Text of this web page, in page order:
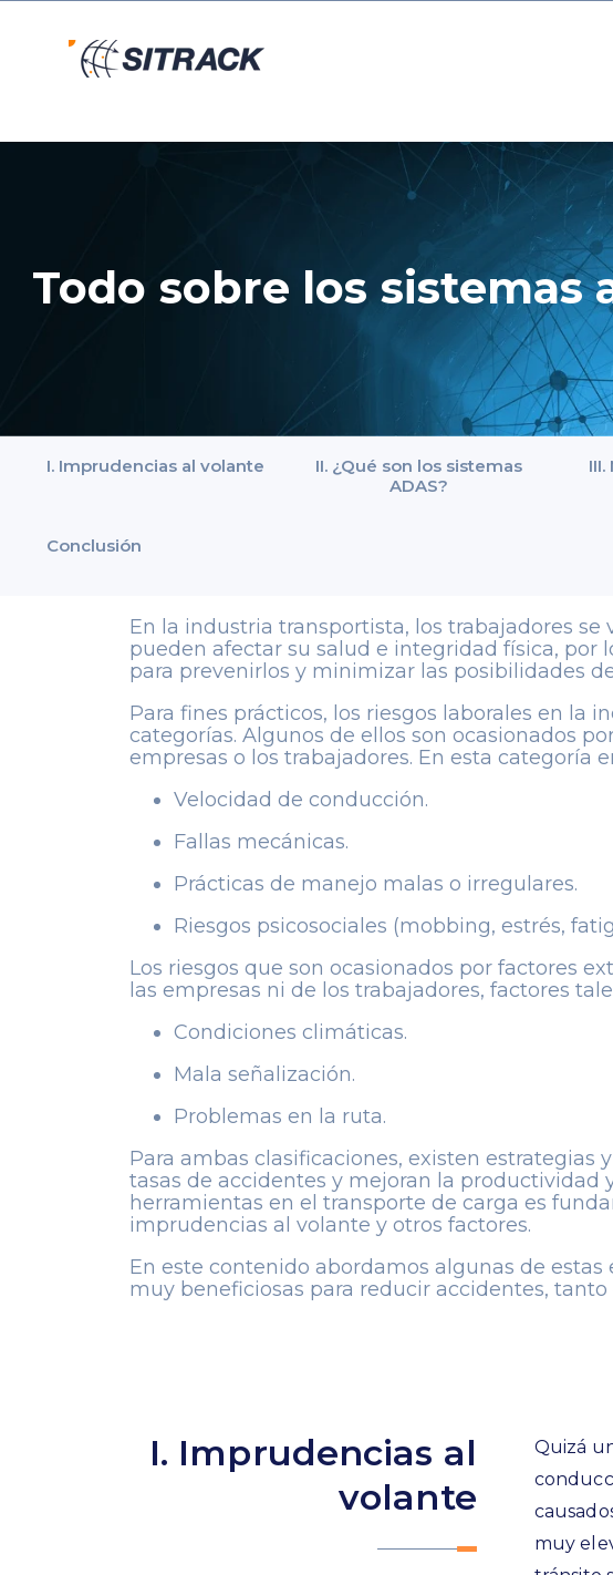
Todo sobre los sistemas
I. Imprudencias al volante
II. ¿Qué son los sistemas
ADAS?
Conclusión
En la industria transportista, los trabajadores se
pueden afectar su salud e integridad física,
para prevenirlos y minimizar las posibilidades
Para fines prácticos, los riesgos laborales en la
categorías. Algunos de ellos son ocasionados
empresas o los trabajadores. En esta categoría
Velocidad de conducción.
Fallas mecánicas.
Prácticas de manejo malas o irregulares.
Riesgos psicosociales (mobbing, estrés,
Los riesgos que son ocasionados por factores
las empresas ni de los trabajadores, factores
Condiciones climáticas.
Mala señalización.
Problemas en la ruta.
Para ambas clasificaciones, existen
tasas de accidentes y mejoran la
herramientas en el transporte de carga es
imprudencias al volante y otros factores.
En este contenido abordamos algunas de
muy beneficiosas para reducir accidentes,
I. Imprudencias al
volante
Quizá
muy